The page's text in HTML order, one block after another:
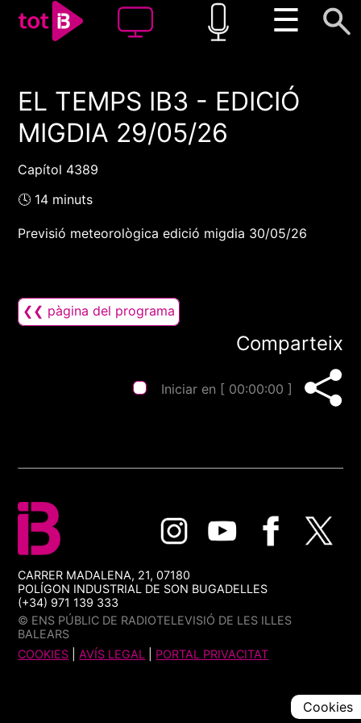
☰
00:00 00:00
1x
EL TEMPS IB3 - EDICIÓ
MIGDIA 29/05/26
Capítol 4389
🕓 14 minuts
Previsió meteorològica edició migdia 30/05/26
❮❮ pàgina del programa
Comparteix
Iniciar en [ 00:00:00 ]
CARRER MADALENA, 21, 07180
POLÍGON INDUSTRIAL DE SON BUGADELLES
(+34) 971 139 333
© ENS PÚBLIC DE RADIOTELEVISIÓ DE LES ILLES
BALEARS
COOKIES |AVÍS LEGAL PORTAL PRIVACITAT
Cookies